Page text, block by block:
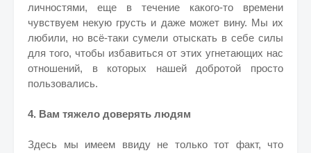
личностями, еще в течение какого-то времени
чувствуем некую грусть и даже может вину. Мы их
любили, но всё-таки сумели отыскать в себе силы
для того, чтобы избавиться от этих угнетающих нас
отношений, в которых нашей добротой просто
пользовались.
4. Вам тяжело доверять людям
Здесь мы имеем ввиду не только тот факт, что